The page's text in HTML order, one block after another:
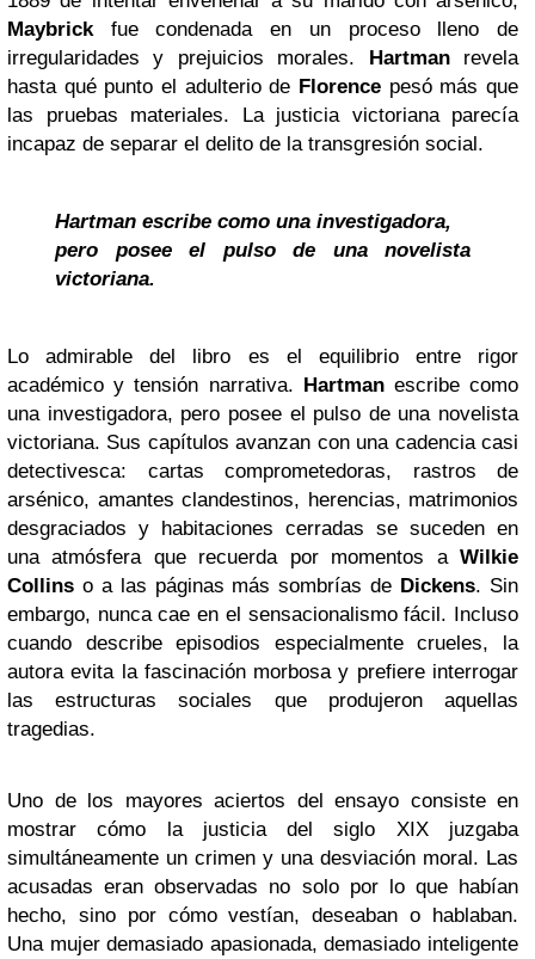
Maybrickfue condenada en un proceso lleno de
irregularidades y prejuicios morales. Hartmanrevela
hasta qué punto el adulterio de Florence pesó más que
las pruebas materiales. La justicia victoriana parecía
incapaz de separar el delito de la transgresión social.
Hartman escribe como una investigadora,
pero posee el pulso de una novelista
victoriana.
Lo admirable del libro es el equilibrio entre rigor
académico y tensión narrativa. Hartmanescribe como
una investigadora, pero posee el pulso de una novelista
victoriana. Sus capítulos avanzan con una cadencia casi
detectivesca: cartas comprometedoras, rastros de
arsénico, amantes clandestinos, herencias, matrimonios
desgraciados y habitaciones cerradas se suceden en
una atmósfera que recuerda por momentos a Wilkie
Collins o a las páginas más sombrías de Dickens. Sin
embargo, nunca cae en el sensacionalismo fácil. Incluso
cuando describe episodios especialmente crueles, la
autora evita la fascinación morbosa y prefiere interrogar
las estructuras sociales que produjeron aquellas
tragedias.
Uno de los mayores aciertos del ensayo consiste en
mostrar cómo la justicia del siglo XIX juzgaba
simultáneamente un crimen y una desviación moral. Las
acusadas eran observadas no solo por lo que habían
hecho, sino por cómo vestían, deseaban o hablaban.
Una mujer demasiado apasionada, demasiado inteligente